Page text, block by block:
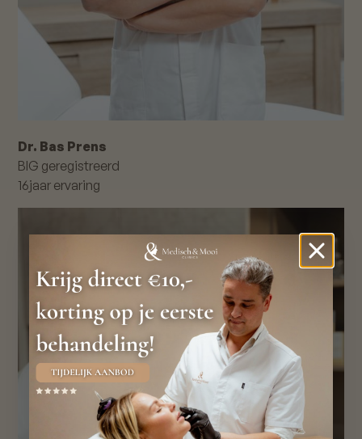
Dr. Bas Prens
BIG geregistreerd
16jaar ervaring